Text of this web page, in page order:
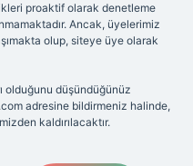
proaktif olarak denetleme
Ancak, üyelerimiz
olup, siteye üye olarak
olduğunu düşündüğünüz
adresine bildirmeniz halinde,
kaldırılacaktır.